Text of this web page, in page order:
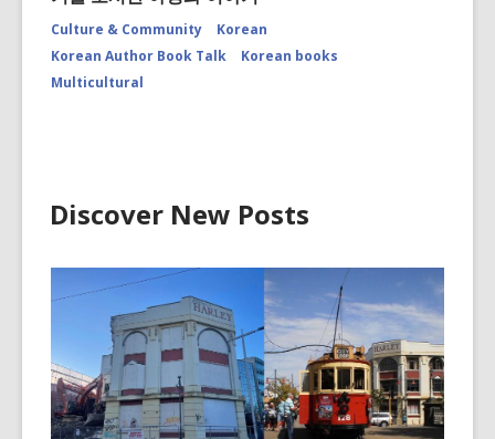
Culture & Community
Korean
Korean Author Book Talk
Korean books
Multicultural
Discover New Posts